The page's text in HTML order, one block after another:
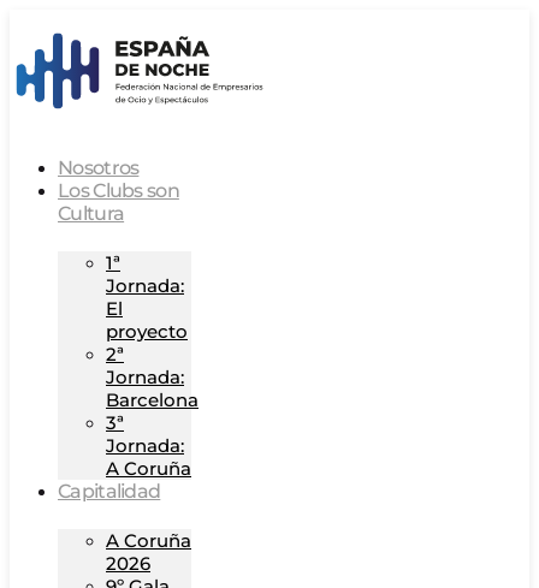
Nosotros
Los Clubs son
Cultura
1ª
Jornada:
El
proyecto
2ª
Jornada:
Barcelona
3ª
Jornada:
A Coruña
Capitalidad
A Coruña
2026